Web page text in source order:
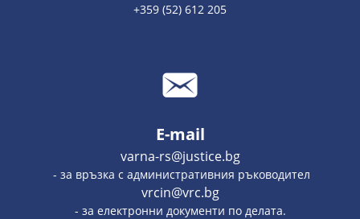
+359 (52) 612 205
E-mail
varna-rs@justice.bg
- за връзка с административния ръководител
vrcin@vrc.bg
- за електронни документи по делата.